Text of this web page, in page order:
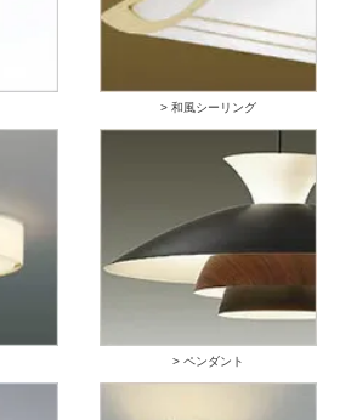
> 和風シーリング
> ペンダント